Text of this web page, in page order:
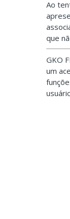
Ao
que
GKO
um